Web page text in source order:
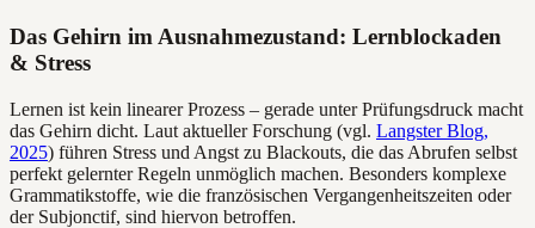
Das Gehirn im Ausnahmezustand: Lernblockaden
& Stress
Lernen ist kein linearer Prozess – gerade unter Prüfungsdruck macht
das Gehirn dicht. Laut aktueller Forschung (vgl. Langster Blog,
2025) führen Stress und Angst zu Blackouts, die das Abrufen selbst
perfekt gelernter Regeln unmöglich machen. Besonders komplexe
Grammatikstoffe, wie die französischen Vergangenheitszeiten oder
der Subjonctif, sind hiervon betroffen.